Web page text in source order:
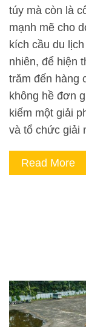
túy mà còn là
mạnh mẽ cho
kích cầu du
nhiên, để hiện
trăm đến hàng
không hề đơn
kiếm một giải
và tổ chức giải
Read More